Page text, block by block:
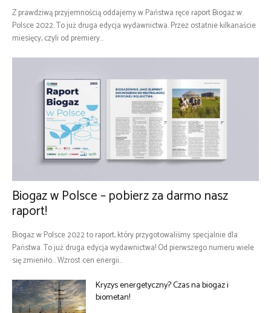
Z prawdziwą przyjemnością oddajemy w Państwa ręce raport Biogaz w
Polsce 2022. To już druga edycja wydawnictwa. Przez ostatnie kilkanaście
miesięcy, czyli od premiery...
Biogaz w Polsce – pobierz za darmo nasz
raport!
Biogaz w Polsce 2022 to raport, który przygotowaliśmy specjalnie dla
Państwa. To już druga edycja wydawnictwa! Od pierwszego numeru wiele
się zmieniło... Wzrost cen energii...
Kryzys energetyczny? Czas na biogaz i
biometan!